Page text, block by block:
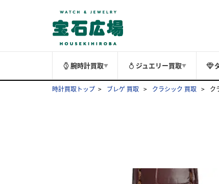
腕時計買取▼ ジュエリー買取▼
時計買取トップ ブレゲ 買取 クラシック 買取 ク